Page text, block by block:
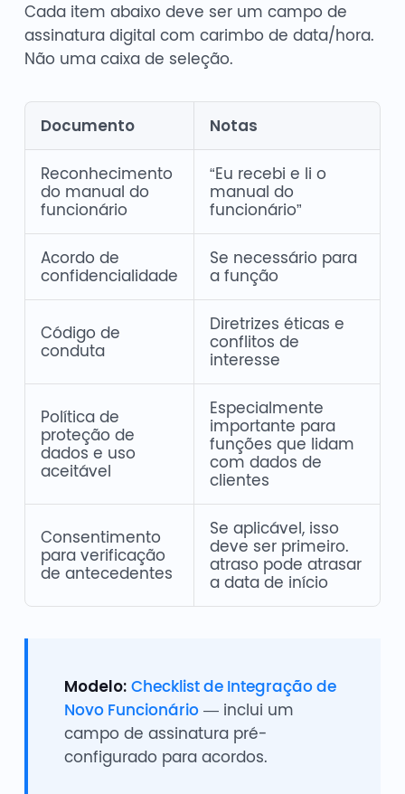
Cada item abaixo deve ser um campo de
assinatura digital com carimbo de data/hora.
Não uma caixa de seleção.
Documento Notas
Reconhecimento
do manual do
funcionário
“Eu recebi e li o
manual do
funcionário”
Acordo de
confidencialidade
Se necessário para
a função
Código de
conduta
Diretrizes éticas e
conflitos de
interesse
Política de
proteção de
dados e uso
aceitável
Especialmente
importante para
funções que lidam
com dados de
clientes
Consentimento
para verificação
de antecedentes
Se aplicável, isso
deve ser primeiro.
atraso pode atrasar
a data de início
Modelo: Checklist de Integração de
Novo Funcionário— inclui um
campo de assinatura pré-
configurado para acordos.